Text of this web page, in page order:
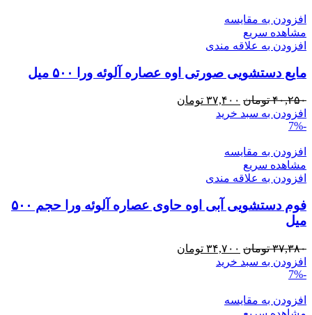
افزودن به مقایسه
مشاهده سریع
افزودن به علاقه مندی
مایع دستشویی صورتی اوه عصاره آلوئه ورا ۵۰۰ میل
۴۰,۲۵۰ تومان قیمت
اصلی:
۳۷,۴۰۰ تومان
افزودن به سبد خرید
-7%
افزودن به مقایسه
مشاهده سریع
افزودن به علاقه مندی
فوم دستشویی آبی اوه حاوی عصاره آلوئه ورا حجم ۵۰۰
میل
۳۷,۳۸۰ تومان قیمت
اصلی:
۳۴,۷۰۰ تومان
افزودن به سبد خرید
-7%
افزودن به مقایسه